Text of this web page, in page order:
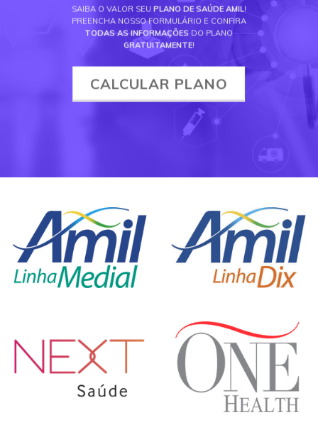
SAIBA O VALOR SEU PLANO DE SAÚDE AMIL!
PREENCHA NOSSO FORMULÁRIO E CONFIRA
TODAS AS INFORMAÇÕES DO PLANO
GRATUITAMENTE!
CALCULAR PLANO